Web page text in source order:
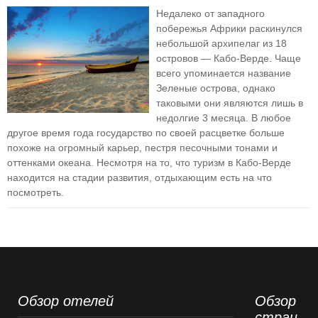
Недалеко от западного
побережья Африки раскинулся
небольшой архипелаг из 18
островов — Кабо-Верде. Чаще
всего упоминается название
Зеленые острова, однако
таковыми они являются лишь в
недолгие 3 месяца. В любое
другое время года государство по своей расцветке больше
похоже на огромный карьер, пестря песочными тонами и
оттенками океана. Несмотря на то, что туризм в Кабо-Верде
находится на стадии развития, отдыхающим есть на что
посмотреть.
Обзор отелей
Обзор